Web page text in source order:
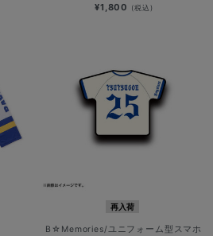
¥1,800 (税込)
再入荷
B☆Memories/ユニフォーム型スマホ